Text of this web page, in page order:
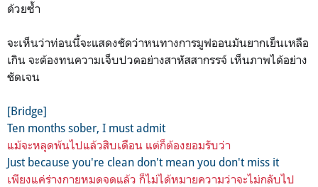
ด้วยซ้ำ
จะเห็นว่าท่อนนี้จะแสดงชัดว่าหนทางการมูฟออนมันยากเย็นเหลือ
เกิน จะต้องทนความเจ็บปวดอย่างสาหัสสากรรจ์ เห็นภาพได้อย่าง
ชัดเจน
[Bridge]
Ten months sober, I must admit
แม้จะหลุดพ้นไปแล้วสิบเดือน แต่ก็ต้องยอมรับว่า
Just because you're clean don't mean you don't miss it
เพียงแค่ร่างกายหมดจดแล้ว ก็ไม่ได้หมายความว่าจะไม่กลับไป